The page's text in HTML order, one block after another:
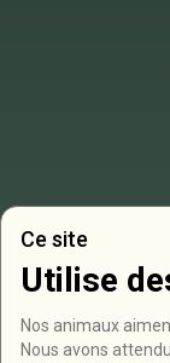
Ce site
Utilise
Nos animaux
Nous avons